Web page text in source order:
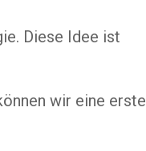
Diese Idee ist
wir eine erste